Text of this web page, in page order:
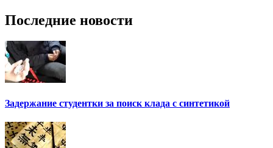
Последние новости
Задержание студентки за поиск клада с синтетикой